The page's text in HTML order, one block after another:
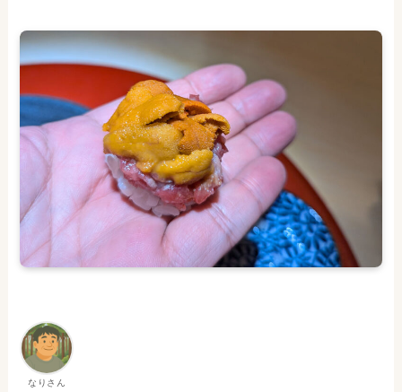
なりさん